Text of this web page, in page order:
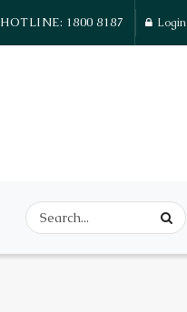
HOTLINE: 1800 8187 Login